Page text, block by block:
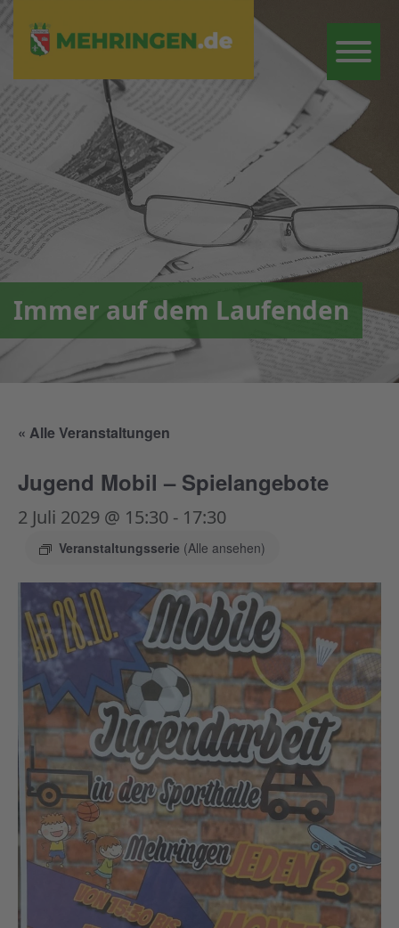
Immer auf dem Laufenden
« Alle Veranstaltungen
Jugend Mobil – Spielangebote
2 Juli 2029 @ 15:30 - 17:30
Veranstaltungsserie (Alle ansehen)